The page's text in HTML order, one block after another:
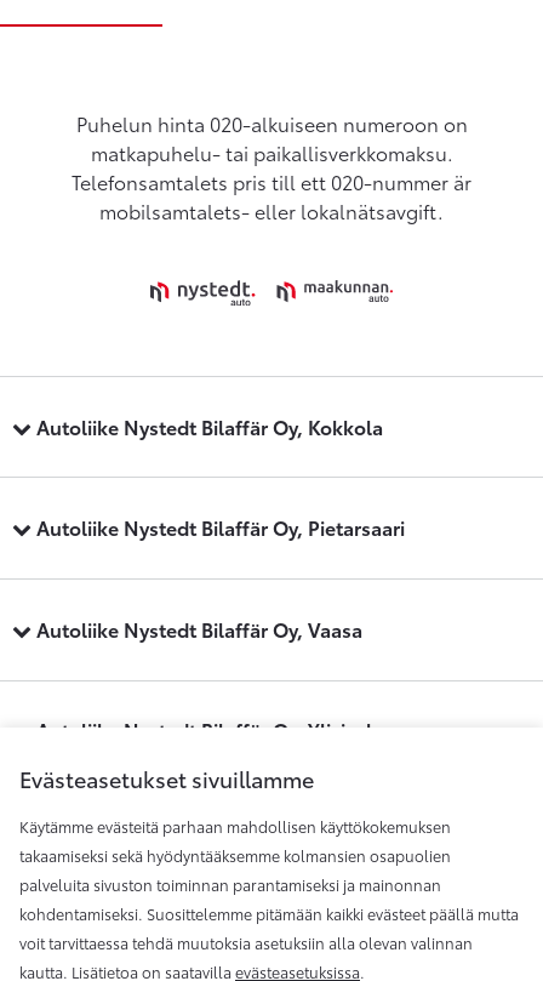
Puhelun hinta 020-alkuiseen numeroon on
matkapuhelu- tai paikallisverkkomaksu.
Telefonsamtalets pris till ett 020-nummer är
mobilsamtalets- eller lokalnätsavgift.
Autoliike Nystedt Bilaffär Oy, Kokkola
Autoliike Nystedt Bilaffär Oy, Pietarsaari
Autoliike Nystedt Bilaffär Oy, Vaasa
Autoliike Nystedt Bilaffär Oy, Ylivieska
Maakunnan Auto, Kauhajoki
Maakunnan Auto, Seinäjoki
Evästeasetukset sivuillamme
Käytämme evästeitä parhaan mahdollisen käyttökokemuksen
takaamiseksi sekä hyödyntääksemme kolmansien osapuolien
palveluita sivuston toiminnan parantamiseksi ja mainonnan
kohdentamiseksi. Suosittelemme pitämään kaikki evästeet päällä mutta
voit tarvittaessa tehdä muutoksia asetuksiin alla olevan valinnan
kautta. Lisätietoa on saatavilla evästeasetuksissa.